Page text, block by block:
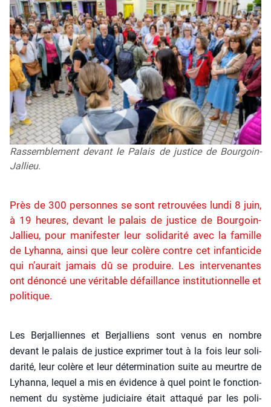
Rassemblement devant le Palais de justice de Bourgoin-
Jallieu.
Près de 300 personnes se sont retrouvées lundi 8 juin,
à 19 heures, devant le palais de justice de Bourgoin-
Jallieu, pour manifester leur solidarité avec la famille
de Lyhanna, ainsi que leur colère contre cet infanticide
qui n’aurait jamais dû se produire. Les intervenantes
ont dénoncé une véritable défaillance institutionnelle et
politique.
Les Ber­jal­liennes et Ber­jal­liens sont venus en nombre
devant le palais de jus­tice expri­mer tout à la fois leur soli­
da­ri­té, leur colère et leur déter­mi­na­tion suite au meurtre de
Lyhan­na, lequel a mis en évi­dence à quel point le fonc­tion­
ne­ment du sys­tème judi­ciaire était atta­qué par les poli­